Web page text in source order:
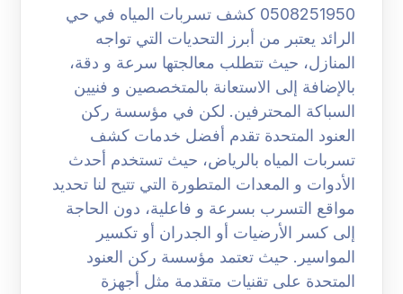
0508251950 كشف تسربات المياه في حي
الرائد يعتبر من أبرز التحديات التي تواجه
المنازل، حيث تتطلب معالجتها سرعة و دقة،
بالإضافة إلى الاستعانة بالمتخصصين و فنيين
السباكة المحترفين. لكن في مؤسسة ركن
العنود المتحدة تقدم أفضل خدمات كشف
تسربات المياه بالرياض، حيث تستخدم أحدث
الأدوات و المعدات المتطورة التي تتيح لنا تحديد
مواقع التسرب بسرعة و فاعلية، دون الحاجة
إلى كسر الأرضيات أو الجدران أو تكسير
المواسير. حيث تعتمد مؤسسة ركن العنود
المتحدة على تقنيات متقدمة مثل أجهزة